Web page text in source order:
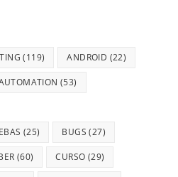
(119) ANDROID (22)
(53)
(25) BUGS (27)
(60) CURSO (29)